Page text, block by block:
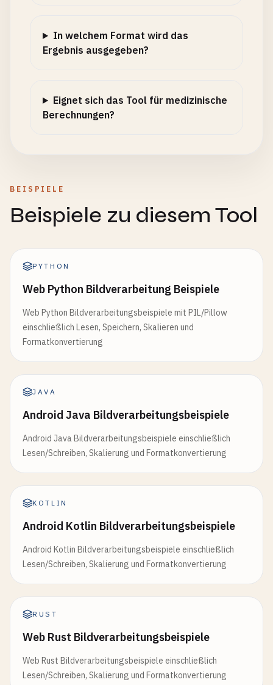
In welchem Format wird das
Ergebnis ausgegeben?
Eignet sich das Tool für medizinische
Berechnungen?
BEISPIELE
Beispiele zu diesem Tool
PYTHON
Web Python Bildverarbeitung Beispiele
Web Python Bildverarbeitungsbeispiele mit PIL/Pillow
einschließlich Lesen, Speichern, Skalieren und
Formatkonvertierung
JAVA
Android Java Bildverarbeitungsbeispiele
Android Java Bildverarbeitungsbeispiele einschließlich
Lesen/Schreiben, Skalierung und Formatkonvertierung
KOTLIN
Android Kotlin Bildverarbeitungsbeispiele
Android Kotlin Bildverarbeitungsbeispiele einschließlich
Lesen/Schreiben, Skalierung und Formatkonvertierung
RUST
Web Rust Bildverarbeitungsbeispiele
Web Rust Bildverarbeitungsbeispiele einschließlich
Lesen/Schreiben, Skalierung und Formatkonvertierung